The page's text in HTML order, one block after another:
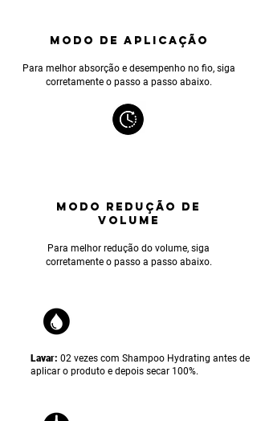
MODO DE APLICAÇÃO
Para melhor absorção e desempenho no fio, siga
corretamente o passo a passo abaixo.
MODO REDUÇÃO DE
VOLUME
Para melhor redução do volume, siga
corretamente o passo a passo abaixo.
Lavar: 02 vezes com Shampoo Hydrating antes de
aplicar o produto e depois secar 100%.